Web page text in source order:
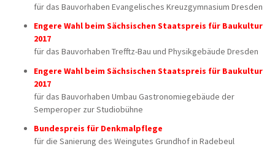
für das Bauvorhaben Evangelisches Kreuzgymnasium Dresden
Engere Wahl beim Sächsischen Staatspreis für Baukultur
2017
für das Bauvorhaben Trefftz-Bau und Physikgebäude Dresden
Engere Wahl beim Sächsischen Staatspreis für Baukultur
2017
für das Bauvorhaben Umbau Gastronomiegebäude der
Semperoper zur Studiobühne
Bundespreis für Denkmalpflege
für die Sanierung des Weingutes Grundhof in Radebeul